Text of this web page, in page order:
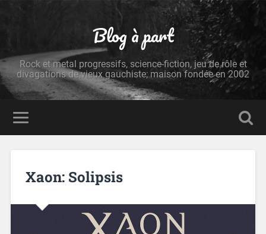
Blog à part
Rock et metal progressifs, science-fiction, jeu de rôle et
divagations de vieux gauchiste; maison fondée en 2002
Xaon: Solipsis